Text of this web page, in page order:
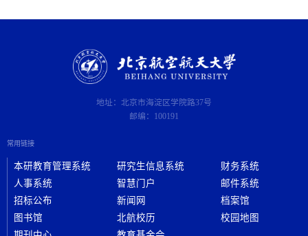
地址：北京市海淀区学院路37号
邮编：100191
常用链接
本研教育管理系统 研究生信息系统
财务系统
人事系统
智慧门户
邮件系统
招标公布
新闻网
档案馆
图书馆
北航校历
校园地图